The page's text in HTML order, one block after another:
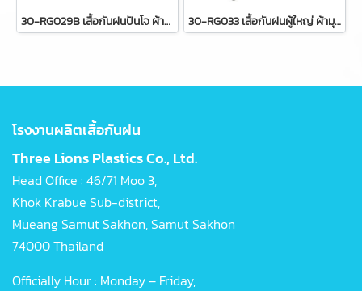
30-RG029B เสื้อกันฝนปันโจ ผ้าสีหวาน แขนจั๊ม กระดุม 2 เม็ด (คอโปโล) 029B 30-RG033 เสื้อกันฝนผู้ใหญ่ ผ้ามุก แบบค้างคาว
โรงงานผลิตเสื้อกันฝน
Three Lions Plastics Co., Ltd.
Head Office : 46/71 Moo 3,
Khok Krabue Sub-district,
Mueang Samut Sakhon, Samut Sakhon
74000 Thailand
Officially Hour : Monday – Friday,